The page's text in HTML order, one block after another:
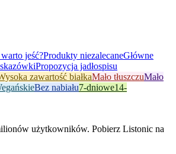
jeść?Produkty niezalecaneGłówne
Propozycja jadłospisu
zawartość białkaMało tłuszczuMało
Bez nabiału7-dniowe14-
użytkowników. Pobierz Listonic na